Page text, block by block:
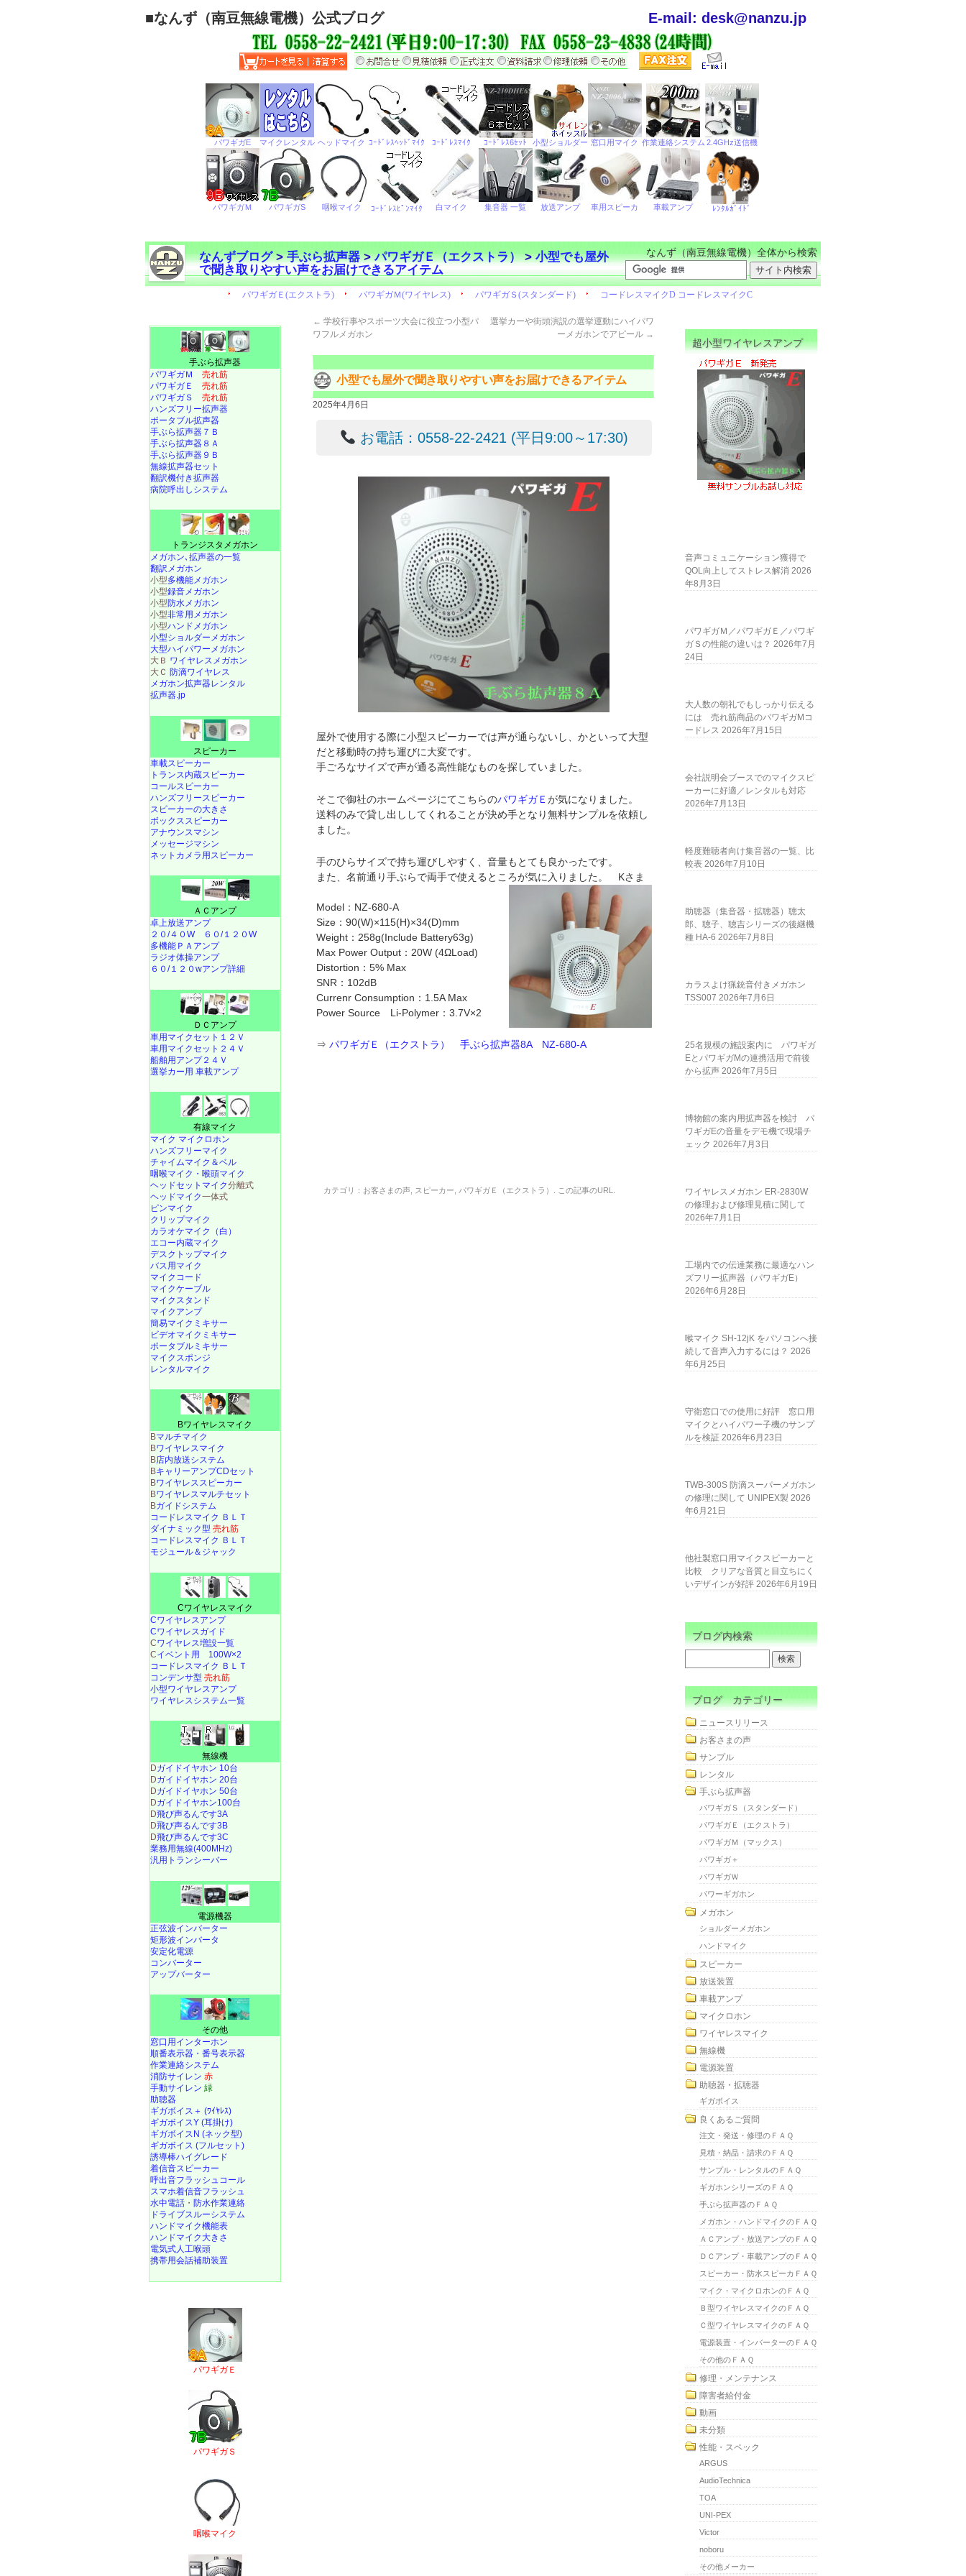
■なんず（南豆無線電機）公式ブログ E-mail: desk@nanzu.jp
なんずブログ>手ぶら拡声器>パワギガＥ（エクストラ）>小型でも屋外
で聞き取りやすい声をお届けできるアイテム
なんず（南豆無線電機）全体から検索
← 学校行事やスポーツ大会に役立つ小型パ
ワフルメガホン
選挙カーや街頭演説の選挙運動にハイパワ
ーメガホンでアピール →
小型でも屋外で聞き取りやすい声をお届けできるアイテム
2025年4月6日
お電話：0558-22-2421 (平日9:00～17:30)
屋外で使用する際に小型スピーカーでは声が通らないし、かといって大型
だと移動時の持ち運びに大変です。
手ごろなサイズで声が通る高性能なものを探していました。
そこで御社のホームページにてこちらのパワギガＥが気になりました。
送料のみで貸し出ししてくれることが決め手となり無料サンプルを依頼し
ました。
手のひらサイズで持ち運びしやすく、音量もとても良かったです。
また、名前通り手ぶらで両手で使えるところが気に入りました。 Kさま
Model：NZ-680-A
Size：90(W)×115(H)×34(D)mm
Weight：258g(Include Battery63g)
Max Power Output：20W (4ΩLoad)
Distortion：5% Max
SNR：102dB
Currenr Consumption：1.5A Max
Power Source Li-Polymer：3.7V×2
⇒パワギガＥ（エクストラ） 手ぶら拡声器8A NZ-680-A
カテゴリ： お客さまの声 スピーカー パワギガＥ（エクストラ） . この記事のURL
手ぶら拡声器
パワギガＭ 売れ筋
パワギガＥ 売れ筋
パワギガＳ 売れ筋
ハンズフリー拡声器
ポータブル拡声器
手ぶら拡声器７Ｂ
手ぶら拡声器８Ａ
手ぶら拡声器９Ｂ
無線拡声器セット
翻訳機付き拡声器
病院呼出しシステム
トランジスタメガホン
メガホン､拡声器の一覧
翻訳メガホン
小型多機能メガホン
小型録音メガホン
小型防水メガホン
小型非常用メガホン
小型ハンドメガホン
小型ショルダーメガホン
大型ハイパワーメガホン
大Ｂ ワイヤレスメガホン
大Ｃ 防滴ワイヤレス
メガホン拡声器レンタル
拡声器.jp
スピーカー
車載スピーカー
トランス内蔵スピーカー
コールスピーカー
ハンズフリースピーカー
スピーカーの大きさ
ボックススピーカー
アナウンスマシン
メッセージマシン
ネットカメラ用スピーカー
ＡＣアンプ
卓上放送アンプ
２０/４０W
６０/１２０W
多機能ＰＡアンプ
ラジオ体操アンプ
６０/１２０wアンプ詳細
ＤＣアンプ
車用マイクセット１２Ｖ
車用マイクセット２４Ｖ
船舶用アンプ２４Ｖ
選挙カー用 車載アンプ
有線マイク
マイク マイクロホン
ハンズフリーマイク
チャイムマイク＆ベル
咽喉マイク・喉頭マイク
ヘッドセットマイク分離式
ヘッドマイク一体式
ピンマイク
クリップマイク
カラオケマイク（白）
エコー内蔵マイク
デスクトップマイク
バス用マイク
マイクコード
マイクケーブル
マイクスタンド
マイクアンプ
簡易マイクミキサー
ビデオマイクミキサー
ポータブルミキサー
マイクスポンジ
レンタルマイク
Bワイヤレスマイク
Bマルチマイク
Bワイヤレスマイク
B店内放送システム
BキャリーアンプCDセット
Bワイヤレススピーカー
Bワイヤレスマルチセット
Bガイドシステム
コードレスマイク ＢＬＴ
ダイナミック型 売れ筋
コードレスマイク ＢＬＴ
モジュール＆ジャック
Cワイヤレスマイク
Cワイヤレスアンプ
Cワイヤレスガイド
Cワイヤレス増設一覧
Cイベント用 100W×2
コードレスマイク ＢＬＴ
コンデンサ型 売れ筋
小型ワイヤレスアンプ
ワイヤレスシステム一覧
無線機
Dガイドイヤホン 10台
Dガイドイヤホン 20台
Dガイドイヤホン 50台
Dガイドイヤホン100台
D飛び声るんです3A
D飛び声るんです3B
D飛び声るんです3C
業務用無線(400MHz)
汎用トランシーバー
電源機器
正弦波インバーター
矩形波インバータ
安定化電源
コンバーター
アップバーター
その他
窓口用インターホン
順番表示器・番号表示器
作業連絡システム
消防サイレン 赤
手動サイレン 緑
助聴器
ギガボイス＋ (ﾜｲﾔﾚｽ)
ギガボイスY (耳掛け)
ギガボイスN (ネック型)
ギガボイス (フルセット)
誘導棒ハイグレード
着信音スピーカー
呼出音フラッシュコール
スマホ着信音フラッシュ
水中電話 ・ 防水作業連絡
ドライブスルーシステム
ハンドマイク機能表
ハンドマイク大きさ
電気式人工喉頭
携帯用会話補助装置
パワギガＥ
パワギガＳ
咽喉マイク
超小型ワイヤレスアンプ
音声コミュニケーション獲得で
QOL向上してストレス解消 2026
年8月3日
パワギガＭ／パワギガＥ／パワギ
ガＳの性能の違いは？ 2026年7月
24日
大人数の朝礼でもしっかり伝える
には 売れ筋商品のパワギガMコ
ードレス 2026年7月15日
会社説明会ブースでのマイクスピ
ーカーに好適／レンタルも対応
2026年7月13日
軽度難聴者向け集音器の一覧、比
較表 2026年7月10日
助聴器（集音器・拡聴器）聴太
郎、聴子、聴吉シリーズの後継機
種 HA-6 2026年7月8日
カラスよけ猟銃音付きメガホン
TSS007 2026年7月6日
25名規模の施設案内に パワギガ
EとパワギガMの連携活用で前後
から拡声 2026年7月5日
博物館の案内用拡声器を検討 パ
ワギガEの音量をデモ機で現場チ
ェック 2026年7月3日
ワイヤレスメガホン ER-2830W
の修理および修理見積に関して
2026年7月1日
工場内での伝達業務に最適なハン
ズフリー拡声器（パワギガE）
2026年6月28日
喉マイク SH-12jK をパソコンへ接
続して音声入力するには？ 2026
年6月25日
守衛窓口での使用に好評 窓口用
マイクとハイパワー子機のサンプ
ルを検証 2026年6月23日
TWB-300S 防滴スーパーメガホン
の修理に関して UNIPEX製 2026
年6月21日
他社製窓口用マイクスピーカーと
比較 クリアな音質と目立ちにく
いデザインが好評 2026年6月19日
ブログ内検索
ブログ カテゴリー
ニュースリリース
お客さまの声
サンプル
レンタル
手ぶら拡声器
パワギガＳ（スタンダード）
パワギガＥ（エクストラ）
パワギガＭ（マックス）
パワギガ＋
パワギガＷ
パワーギガホン
メガホン
ショルダーメガホン
ハンドマイク
スピーカー
放送装置
車載アンプ
マイクロホン
ワイヤレスマイク
無線機
電源装置
助聴器・拡聴器
ギガボイス
良くあるご質問
注文・発送・修理のＦＡＱ
見積・納品・請求のＦＡＱ
サンプル・レンタルのＦＡＱ
ギガホンシリーズのＦＡＱ
手ぶら拡声器のＦＡＱ
メガホン・ハンドマイクのＦＡＱ
ＡＣアンプ・放送アンプのＦＡＱ
ＤＣアンプ・車載アンプのＦＡＱ
スピーカー・防水スピーカＦＡＱ
マイク・マイクロホンのＦＡＱ
Ｂ型ワイヤレスマイクのＦＡＱ
Ｃ型ワイヤレスマイクのＦＡＱ
電源装置・インバーターのＦＡＱ
その他のＦＡＱ
修理・メンテナンス
障害者給付金
動画
未分類
性能・スペック
ARGUS
AudioTechnica
TOA
UNI-PEX
Victor
noboru
その他メーカー